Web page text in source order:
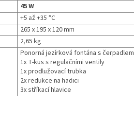
45 W
+5 až +35 °C
265 x 195 x 120 mm
2,65 kg
Ponorná jezírková fontána s čerpadlem
1x T-kus s regulačními ventily
1x prodlužovací trubka
2x redukce na hadici
3x stříkací hlavice